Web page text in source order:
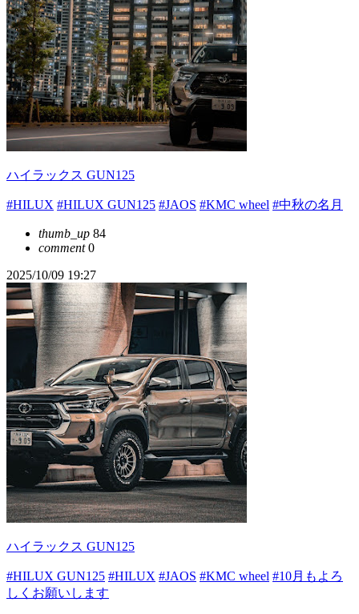
ハイラックス GUN125
#HILUX #HILUX GUN125 #JAOS #KMC wheel #中秋の名月
thumb_up 84
comment0
2025/10/09 19:27
ハイラックス GUN125
#HILUX GUN125 #HILUX #JAOS #KMC wheel #10月もよろ
しくお願いします